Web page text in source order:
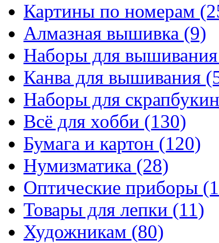
Картины по номерам
Алмазная вышивка (9)
Наборы для
Канва для вышивания
Наборы для
Всё для хобби (130)
Бумага и картон (120)
Нумизматика (28)
Оптические приборы
Товары для лепки (11)
Художникам (80)